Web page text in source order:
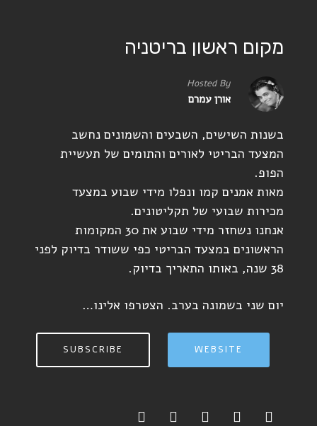
מקום ראשון בריטניה
Hosted By
אורן עמרם
בשנות השישים, השבעים והשמונים נחשב
המצעד הבריטי לאורים והתומים של תעשיית
הפופ.
מאות אמנים קמו ונפלו מידי שבוע במצעד
מכירות שבועי של תקליטונים.
אנחנו נשחזר מידי שבוע את 30 המקומות
הראשונים במצעד הבריטי כפי ששודר בדיוק לפני
38 שנה, באותו התאריך בדיוק.
יום שני בשמונה בערב. הצטרפו אלינו…
WEBSITE
SUBSCRIBE